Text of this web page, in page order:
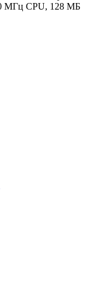
МГц CPU, 128 МБ